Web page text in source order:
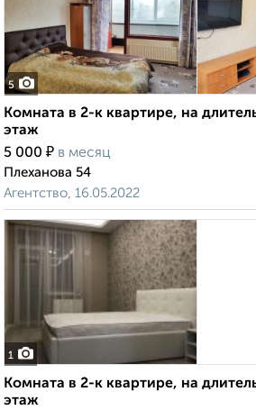
5
Комната в 2-к квартире, на
этаж
5 000 ₽ в месяц
Плеханова 54
Агентство, 16.05.2022
1
Комната в 2-к квартире, на
этаж